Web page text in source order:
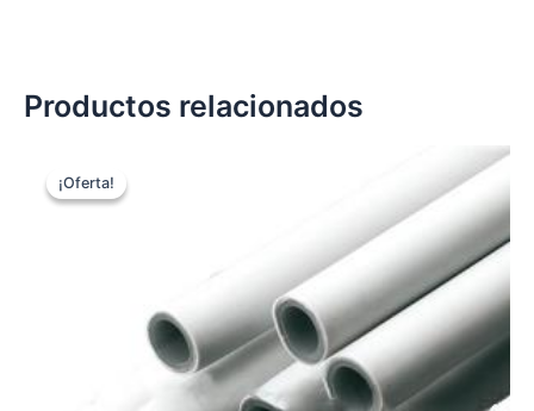
Productos relacionados
¡Oferta!
¡Oferta!